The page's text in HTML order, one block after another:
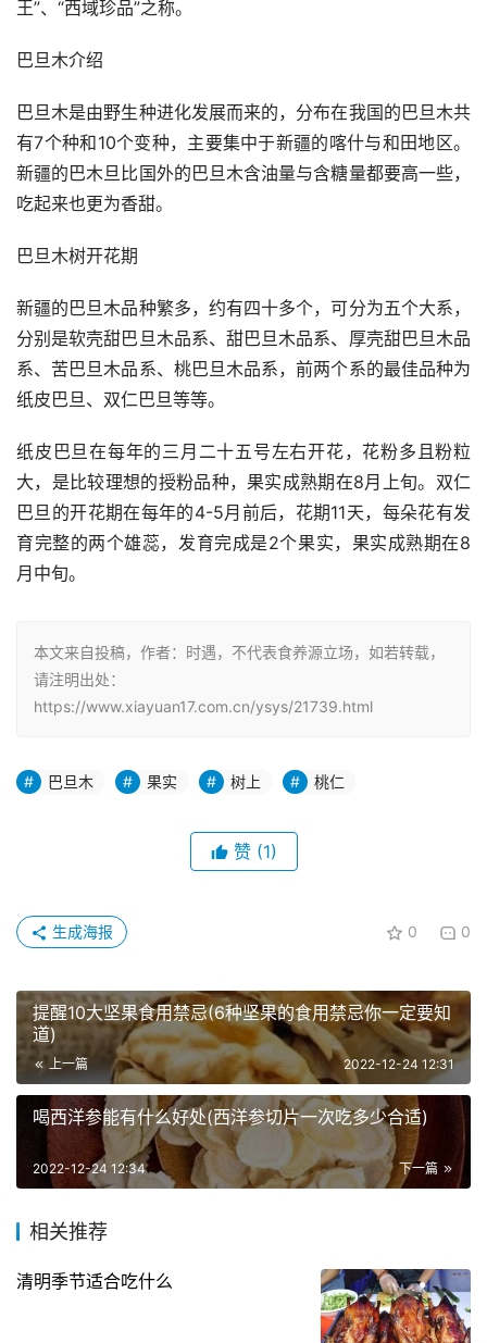
王”、“西域珍品”之称。
巴旦木介绍
巴旦木是由野生种进化发展而来的，分布在我国的巴旦木共
有7个种和10个变种，主要集中于新疆的喀什与和田地区。
新疆的巴木旦比国外的巴旦木含油量与含糖量都要高一些，
吃起来也更为香甜。
巴旦木树开花期
新疆的巴旦木品种繁多，约有四十多个，可分为五个大系，
分别是软壳甜巴旦木品系、甜巴旦木品系、厚壳甜巴旦木品
系、苦巴旦木品系、桃巴旦木品系，前两个系的最佳品种为
纸皮巴旦、双仁巴旦等等。
纸皮巴旦在每年的三月二十五号左右开花，花粉多且粉粒
大，是比较理想的授粉品种，果实成熟期在8月上旬。双仁
巴旦的开花期在每年的4-5月前后，花期11天，每朵花有发
育完整的两个雄蕊，发育完成是2个果实，果实成熟期在8
月中旬。
本文来自投稿，作者：时遇，不代表食养源立场，如若转载，
请注明出处：
https://www.xiayuan17.com.cn/ysys/21739.html
巴旦木 果实 树上 桃仁
赞 (1)
0 0
生成海报
提醒10大坚果食用禁忌(6种坚果的食用禁忌你一定要知
道)
上一篇 2022-12-24 12:31
喝西洋参能有什么好处(西洋参切片一次吃多少合适)
下一篇
2022-12-24 12:34
相关推荐
清明季节适合吃什么